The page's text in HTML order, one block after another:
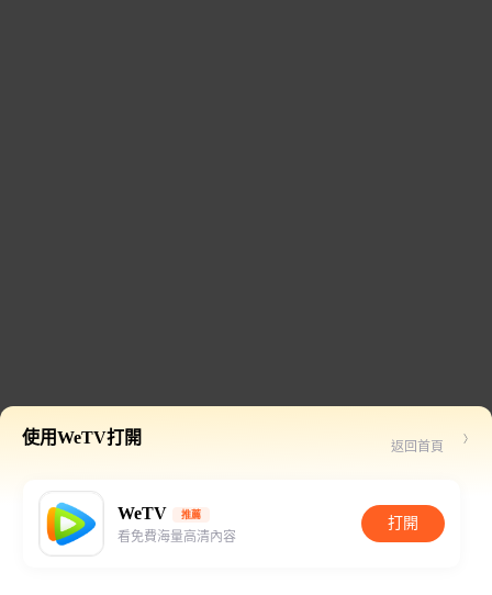
使用WeTV打開 返回首頁
WeTV 推薦
看免費海量高清內容
打開